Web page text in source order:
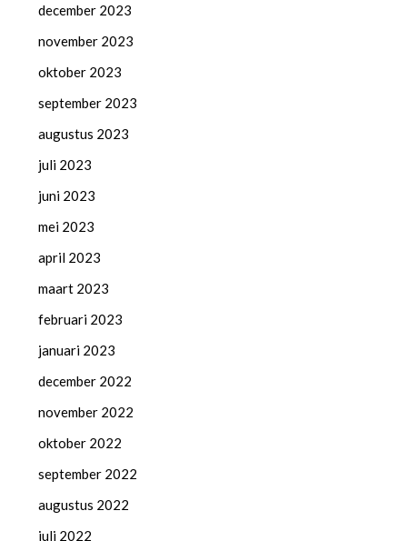
december 2023
november 2023
oktober 2023
september 2023
augustus 2023
juli 2023
juni 2023
mei 2023
april 2023
maart 2023
februari 2023
januari 2023
december 2022
november 2022
oktober 2022
september 2022
augustus 2022
juli 2022